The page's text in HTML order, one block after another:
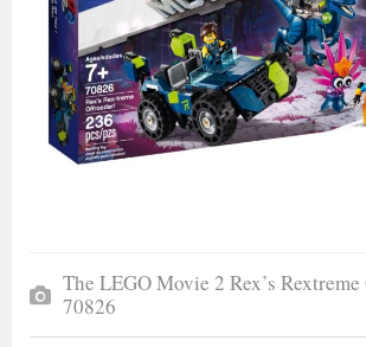
The LEGO Movie 2 Rex’s
70826